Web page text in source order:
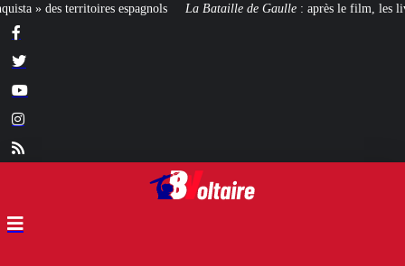
Bataille de Gaulle: après le film, les livres ! [CINÉMA]De la